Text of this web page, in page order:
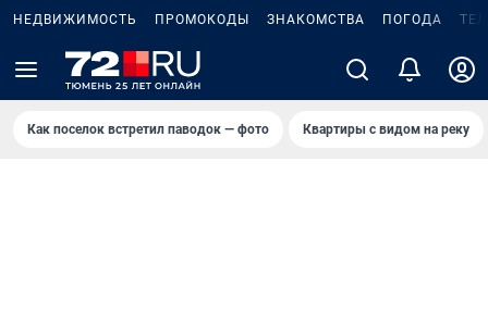
НЕДВИЖИМОСТЬ ПРОМОКОДЫ ЗНАКОМСТВА ПОГОДА
Как поселок встретил паводок — фото Квартиры с видом на реку